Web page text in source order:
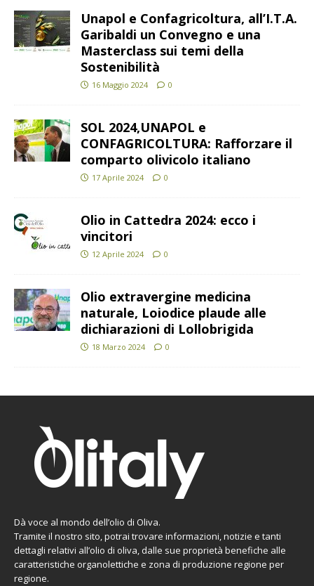
Unapol e Confagricoltura, all’I.T.A.
Garibaldi un Convegno e una
Masterclass sui temi della
Sostenibilità
16 Maggio 2024 0
SOL 2024,UNAPOL e
CONFAGRICOLTURA: Rafforzare il
comparto olivicolo italiano
17 Aprile 2024 0
Olio in Cattedra 2024: ecco i
vincitori
12 Aprile 2024 0
Olio extravergine medicina
naturale, Loiodice plaude alle
dichiarazioni di Lollobrigida
18 Marzo 2024 0
Dà voce al mondo dell’olio di Oliva.
Tramite il nostro sito, potrai trovare informazioni, notizie e tanti
dettagli relativi all’olio di oliva, dalle sue proprietà benefiche alle
caratteristiche organolettiche e zona di produzione regione per
regione.